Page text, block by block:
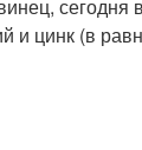
сегодня
и цинк (в